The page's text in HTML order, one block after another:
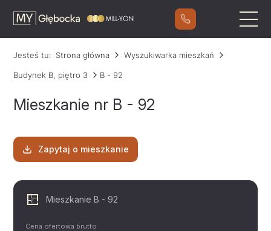
Jesteś tu: Strona główna Wyszukiwarka mieszkań
Budynek B, piętro 3 B - 92
Mieszkanie nr B - 92
Zapytaj o mieszkanie
Mieszkanie B - 92
Cena ofertowa brutto